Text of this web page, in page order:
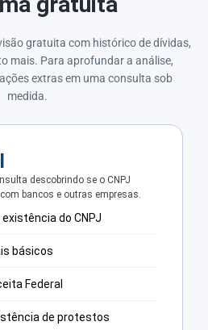
gratuita com histórico de dívidas,
mais. Para aprofundar a análise,
extras em uma consulta sob
medida.
descobrindo se o CNPJ
bancos e outras empresas.
do CNPJ
básicos
Federal
de protestos